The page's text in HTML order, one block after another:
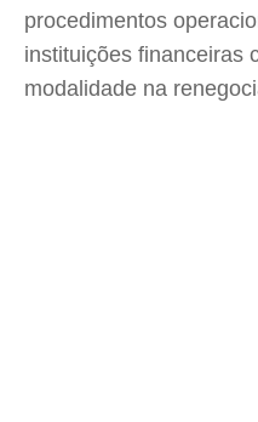
procedimentos
instituições financeiras
modalidade na